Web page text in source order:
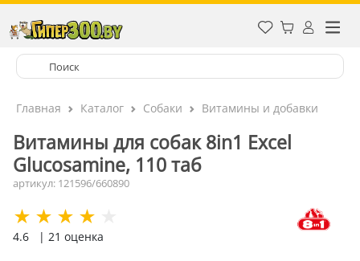
Главная Каталог Собаки Витамины и добавки
Витамины для собак 8in1 Excel
Glucosamine, 110 таб
артикул: 121596/660890
4.6 | 21 оценка